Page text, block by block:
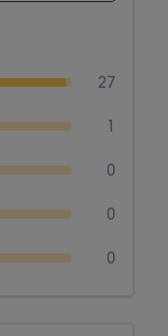
27
1
0
0
0